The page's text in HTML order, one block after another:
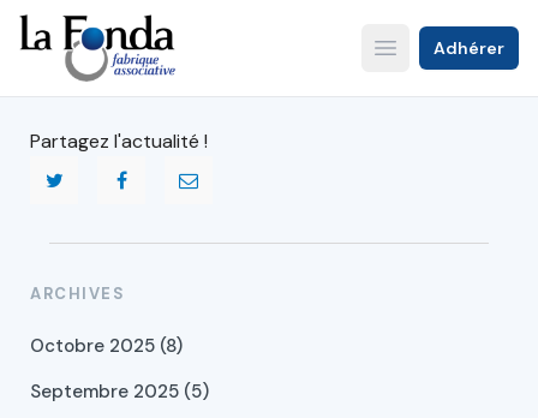
Aller
au
contenu
principal
Open main menu
Adhérer
Partagez l'actualité !
ARCHIVES
Octobre 2025 (8)
Septembre 2025 (5)